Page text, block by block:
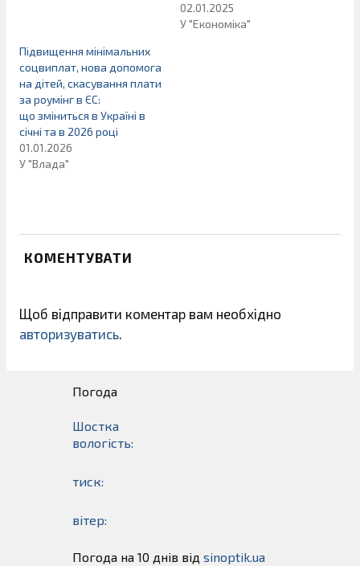
02.01.2025
У "Економіка"
Підвищення мінімальних
соцвиплат, нова допомога
на дітей, скасування плати
за роумінг в ЄС:
що зміниться в Україні в
січні та в 2026 році
01.01.2026
У "Влада"
КОМЕНТУВАТИ
Щоб відправити коментар вам необхідно
авторизуватись.
Погода
Шостка
вологість:
тиск:
вітер:
Погода на 10 днів від sinoptik.ua